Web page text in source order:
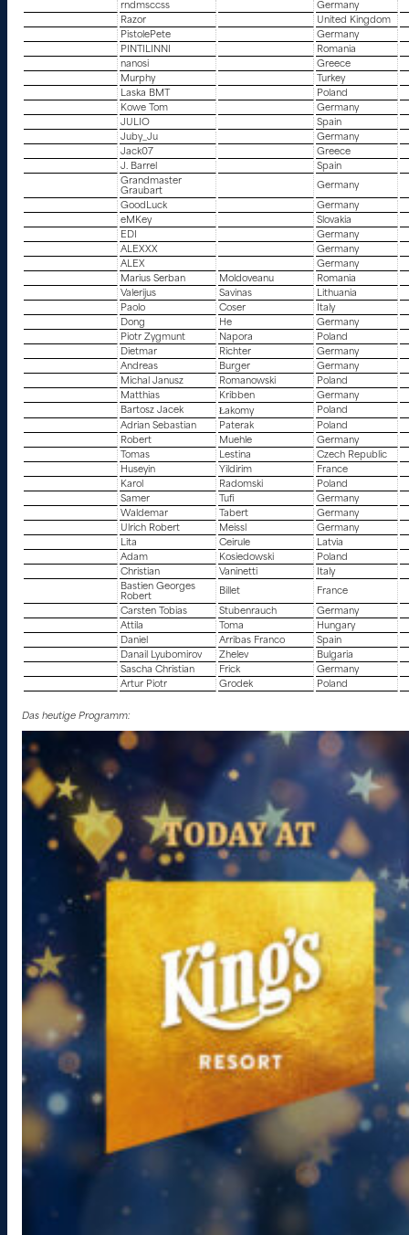
rndmsccss
Germany
Razor
United Kingdom
PistolePete
Germany
PINTILINNI
Romania
nanosi
Greece
Murphy
Turkey
Laska BMT
Poland
Kowe Tom
Germany
JULIO
Spain
Juby_Ju
Germany
Jack07
Greece
J. Barrel
Spain
Grandmaster
Graubart
Germany
GoodLuck
Germany
eMKey
Slovakia
EDI
Germany
ALEXXX
Germany
ALEX
Germany
Marius Serban
Moldoveanu
Romania
Valerijus
Savinas
Lithuania
Paolo
Coser
Italy
Dong
He
Germany
Piotr Zygmunt
Napora
Poland
Dietmar
Richter
Germany
Andreas
Burger
Germany
Michal Janusz
Romanowski
Poland
Matthias
Kribben
Germany
Bartosz Jacek
Łakomy
Poland
Adrian Sebastian
Paterak
Poland
Robert
Muehle
Germany
Tomas
Lestina
Czech Republic
Huseyin
Yildirim
France
Karol
Radomski
Poland
Samer
Tufi
Germany
Waldemar
Tabert
Germany
Ulrich Robert
Meissl
Germany
Lita
Ceirule
Latvia
Adam
Kosiedowski
Poland
Christian
Vaninetti
Italy
Bastien Georges
Robert
Billet
France
Carsten Tobias
Stubenrauch
Germany
Attila
Toma
Hungary
Daniel
Arribas Franco
Spain
Danail Lyubomirov
Zhelev
Bulgaria
Sascha Christian
Frick
Germany
Artur Piotr
Grodek Poland
Das heutige Programm: